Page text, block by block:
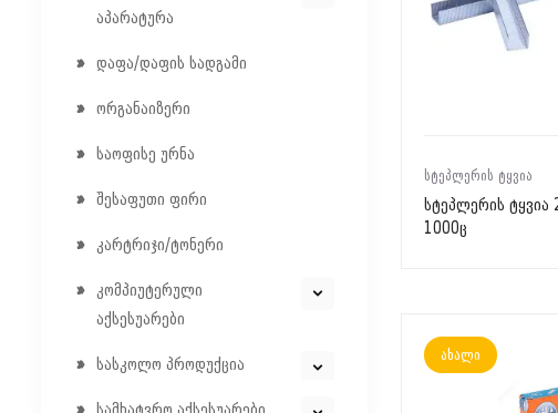
აპარატურა
დაფა/დაფის სადგამი
ორგანაიზერი
საოფისე ურნა
შესაფუთი ფირი
კარტრიჯი/ტონერი
კომპიუტერული
აქსესუარები
სასკოლო პროდუქცია
ᲡᲢᲔᲞᲚᲔᲠᲘᲡ ᲢᲧᲕᲘᲐ
სტეპლერის ტყვია
1000ც
ახალი